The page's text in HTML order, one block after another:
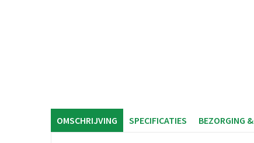
OMSCHRIJVING SPECIFICATIES BEZORGING